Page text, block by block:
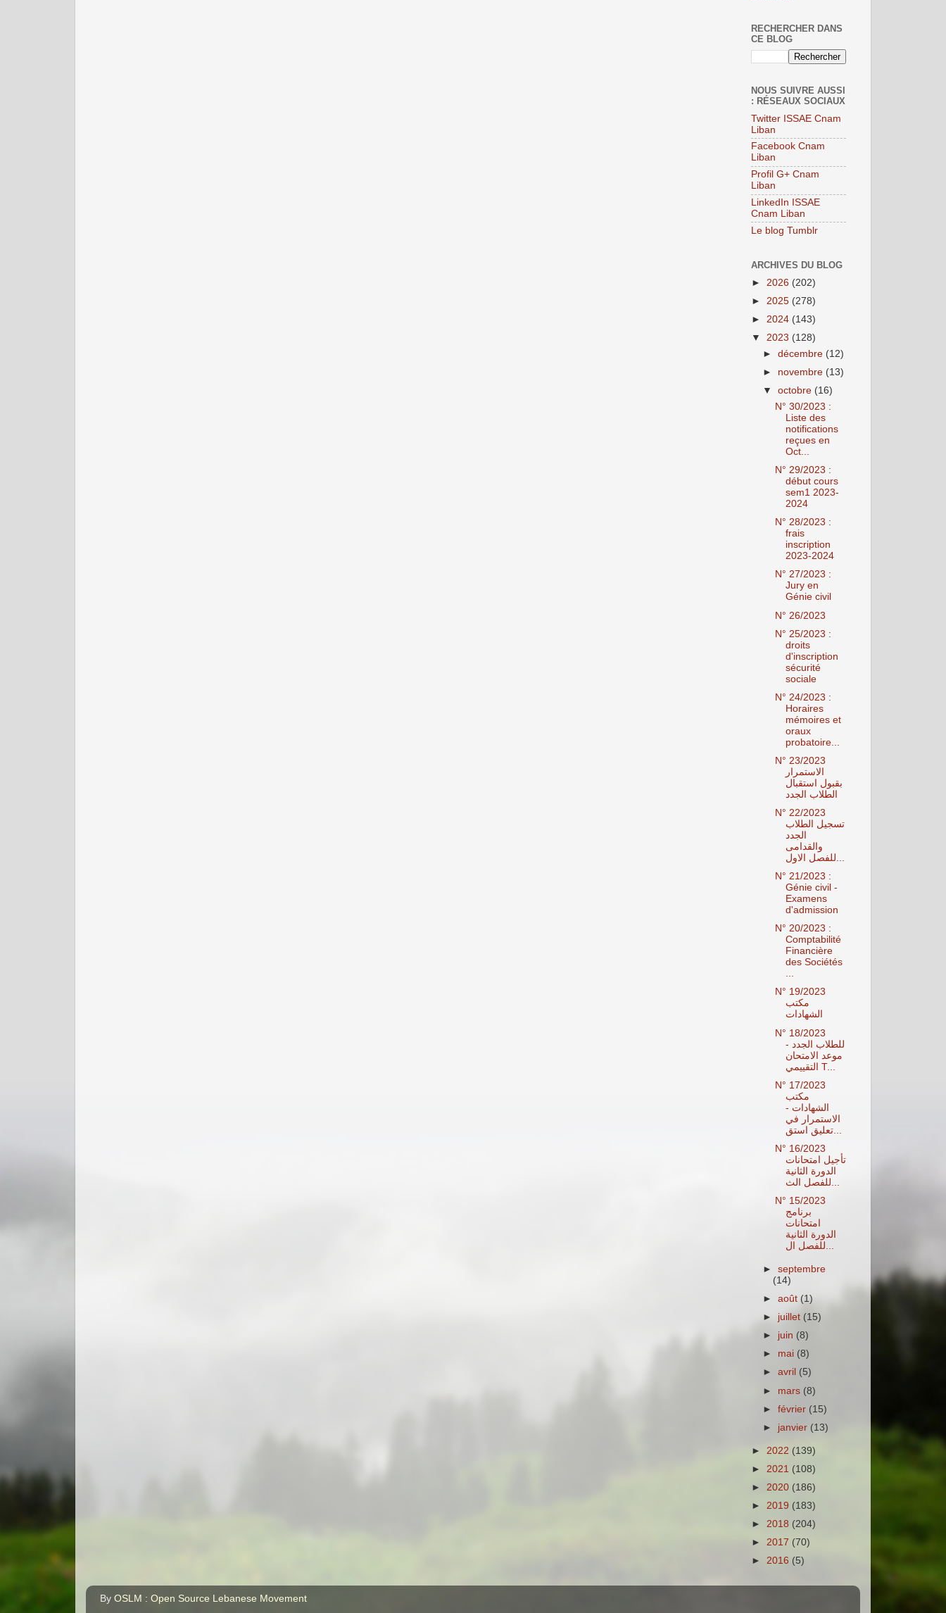
RECHERCHER DANS
CE BLOG
NOUS SUIVRE AUSSI
: RÉSEAUX SOCIAUX
Twitter ISSAE Cnam
Liban
Facebook Cnam
Liban
Profil G+ Cnam
Liban
LinkedIn ISSAE
Cnam Liban
Le blog Tumblr
ARCHIVES DU BLOG
► 2026 (202)
► 2025 (278)
► 2024 (143)
▼ 2023 (128)
►décembre (12)
► novembre (13)
▼octobre (16)
N° 30/2023 :
Liste des
notifications
reçues en
Oct...
N° 29/2023 :
début cours
sem1 2023-
2024
N° 28/2023 :
frais
inscription
2023-2024
N° 27/2023 :
Jury en
Génie civil
N° 26/2023
N° 25/2023 :
droits
d'inscription
sécurité
sociale
N° 24/2023 :
Horaires
mémoires et
oraux
probatoire...
N° 23/2023
الاستمرار
بقبول استقبال
الطلاب الجدد
N° 22/2023
تسجيل الطلاب
الجدد
والقدامى
للفصل الاول...
N° 21/2023 :
Génie civil -
Examens
d'admission
N° 20/2023 :
Comptabilité
Financière
des Sociétés
...
N° 19/2023
مكتب
الشهادات
N° 18/2023
للطلاب الجدد -
موعد الامتحان
التقييمي T...
N° 17/2023
مكتب
الشهادات -
الاستمرار في
تعليق استق...
N° 16/2023
تأجيل امتحانات
الدورة الثانية
N° 15/2023
برنامج
امتحانات
الدورة الثانية
►septembre
(14)
►août (1)
► juillet (15)
► juin (8)
► mai (8)
►avril (5)
► mars (8)
►février (15)
► janvier (13)
► 2022 (139)
► 2021 (108)
► 2020 (186)
► 2019 (183)
► 2018 (204)
► 2017 (70)
► 2016 (5)
By OSLM : Open Source Lebanese Movement